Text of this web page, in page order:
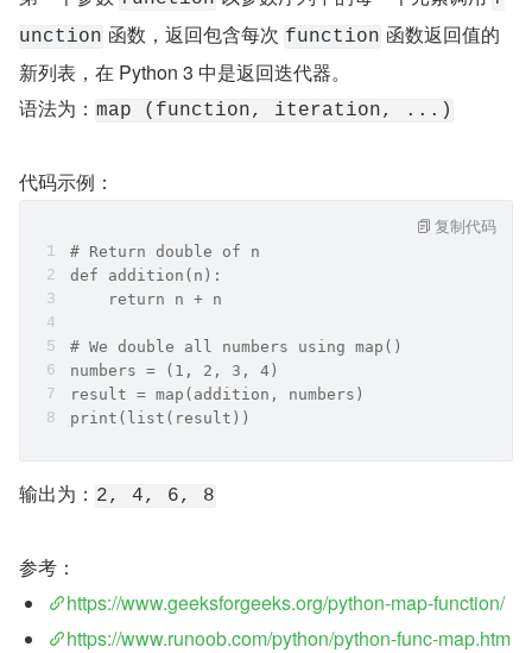
unction 函数，返回包含每次 function 函数返回值的
新列表，在 Python 3 中是返回迭代器。
语法为： map (function, iteration, ...)
代码示例：
# Return double of n
def addition(n):
    return n + n
# We double all numbers using map()
numbers = (1, 2, 3, 4)
result = map(addition, numbers)
print(list(result))
复制代码
输出为： 2, 4, 6, 8
参考：
https://www.geeksforgeeks.org/python-map-function/
https://www.runoob.com/python/python-func-map.htm